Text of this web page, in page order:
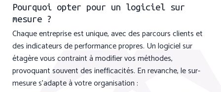
Pourquoi opter pour un logiciel sur
mesure ?
Chaque entreprise est unique, avec des parcours clients et
des indicateurs de performance propres. Un logiciel sur
étagère vous contraint à modifier vos méthodes,
provoquant souvent des inefficacités. En revanche, le sur-
mesure s’adapte à votre organisation :